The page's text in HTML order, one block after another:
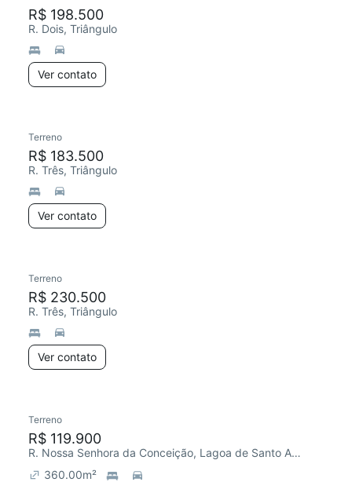
R$ 198.500
R. Dois, Triângulo
Ver contato
Terreno
R$ 183.500
R. Três, Triângulo
Ver contato
Terreno
R$ 230.500
R. Três, Triângulo
Ver contato
Terreno
R$ 119.900
R. Nossa Senhora da Conceição, Lagoa de Santo Antônio
360.00m²